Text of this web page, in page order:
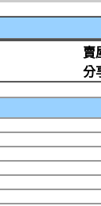
賣
分